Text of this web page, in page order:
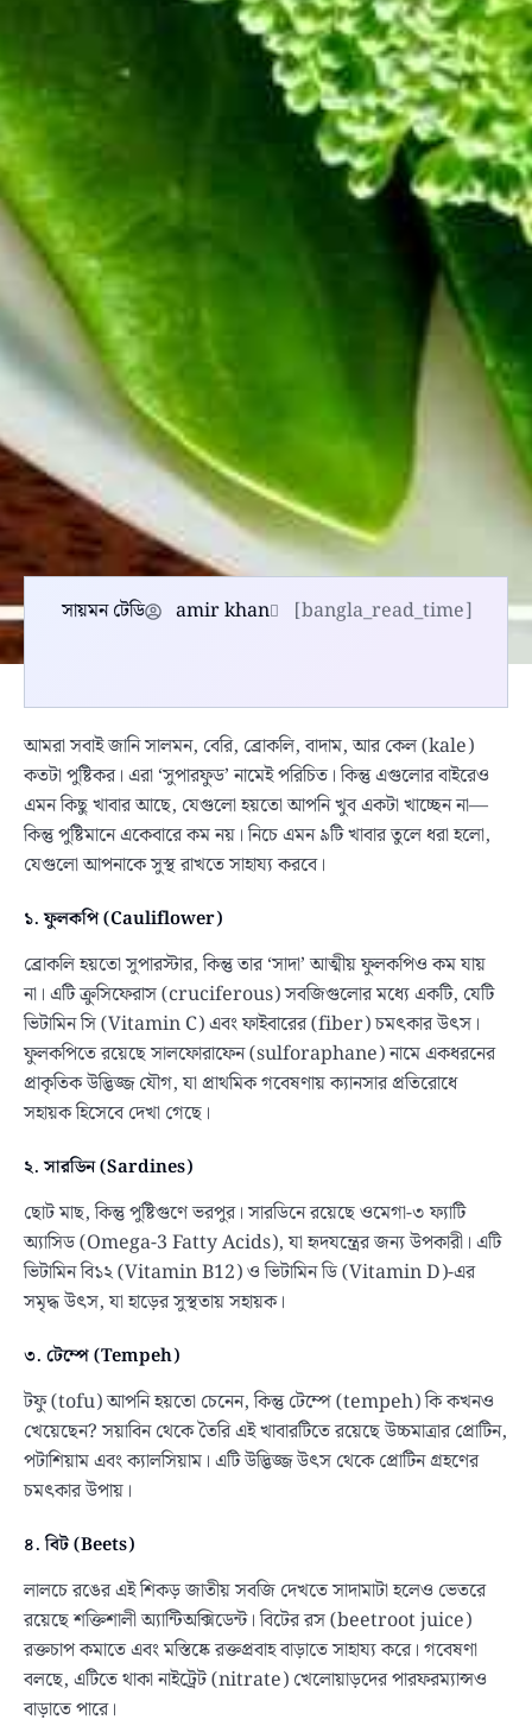
সায়মন টেডি amir khan [bangla_read_time]
আমরা সবাই জানি সালমন, বেরি, ব্রোকলি, বাদাম, আর কেল (kale)
কতটা পুষ্টিকর। এরা ‘সুপারফুড’ নামেই পরিচিত। কিন্তু এগুলোর বাইরেও
এমন কিছু খাবার আছে, যেগুলো হয়তো আপনি খুব একটা খাচ্ছেন না—
কিন্তু পুষ্টিমানে একেবারে কম নয়। নিচে এমন ৯টি খাবার তুলে ধরা হলো,
যেগুলো আপনাকে সুস্থ রাখতে সাহায্য করবে।
১. ফুলকপি (Cauliflower)
ব্রোকলি হয়তো সুপারস্টার, কিন্তু তার ‘সাদা’ আত্মীয় ফুলকপিও কম যায়
না। এটি ক্রুসিফেরাস (cruciferous) সবজিগুলোর মধ্যে একটি, যেটি
ভিটামিন সি (Vitamin C) এবং ফাইবারের (fiber) চমৎকার উৎস।
ফুলকপিতে রয়েছে সালফোরাফেন (sulforaphane) নামে একধরনের
প্রাকৃতিক উদ্ভিজ্জ যৌগ, যা প্রাথমিক গবেষণায় ক্যানসার প্রতিরোধে
সহায়ক হিসেবে দেখা গেছে।
২. সারডিন (Sardines)
ছোট মাছ, কিন্তু পুষ্টিগুণে ভরপুর। সারডিনে রয়েছে ওমেগা-৩ ফ্যাটি
অ্যাসিড (Omega-3 Fatty Acids), যা হৃদযন্ত্রের জন্য উপকারী। এটি
ভিটামিন বি১২ (Vitamin B12) ও ভিটামিন ডি (Vitamin D)-এর
সমৃদ্ধ উৎস, যা হাড়ের সুস্থতায় সহায়ক।
৩. টেম্পে (Tempeh)
টফু (tofu) আপনি হয়তো চেনেন, কিন্তু টেম্পে (tempeh) কি কখনও
খেয়েছেন? সয়াবিন থেকে তৈরি এই খাবারটিতে রয়েছে উচ্চমাত্রার প্রোটিন,
পটাশিয়াম এবং ক্যালসিয়াম। এটি উদ্ভিজ্জ উৎস থেকে প্রোটিন গ্রহণের
চমৎকার উপায়।
৪. বিট (Beets)
লালচে রঙের এই শিকড় জাতীয় সবজি দেখতে সাদামাটা হলেও ভেতরে
রয়েছে শক্তিশালী অ্যান্টিঅক্সিডেন্ট। বিটের রস (beetroot juice)
রক্তচাপ কমাতে এবং মস্তিষ্কে রক্তপ্রবাহ বাড়াতে সাহায্য করে। গবেষণা
বলছে, এটিতে থাকা নাইট্রেট (nitrate) খেলোয়াড়দের পারফরম্যান্সও
বাড়াতে পারে।